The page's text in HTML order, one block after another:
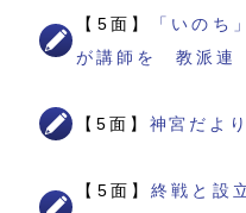
【5面】
「いの
が講師を 教派連
【5面】 神宮だより
【5面】終戦と設